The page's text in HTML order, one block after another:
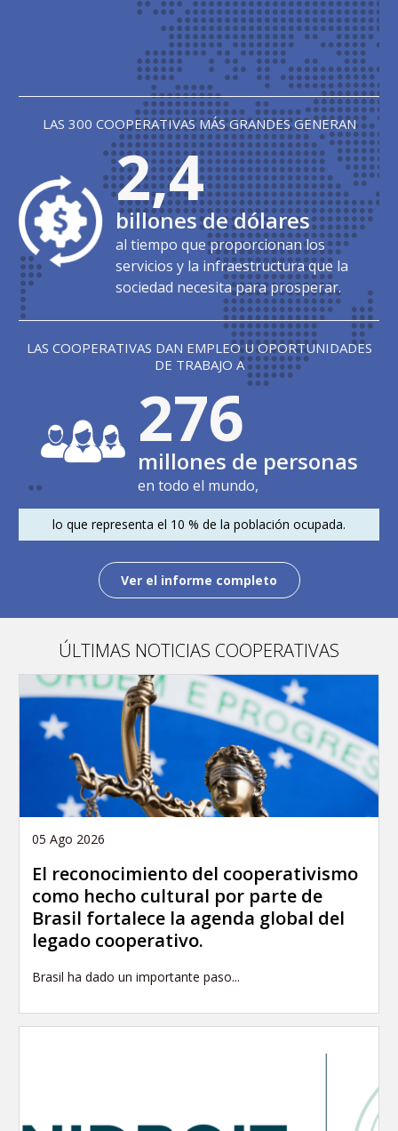
LAS 300 COOPERATIVAS MÁS GRANDES GENERAN
2,4
billones de dólares
al tiempo que proporcionan los
servicios y la infraestructura que la
sociedad necesita para prosperar.
LAS COOPERATIVAS DAN EMPLEO U OPORTUNIDADES
DE TRABAJO A
278
millones de personas
en todo el mundo,
lo que representa el 10 % de la población ocupada.
Ver el informe completo
ÚLTIMAS NOTICIAS COOPERATIVAS
05 Ago 2026
El reconocimiento del cooperativismo
como hecho cultural por parte de
Brasil fortalece la agenda global del
legado cooperativo.
Brasil ha dado un importante paso...